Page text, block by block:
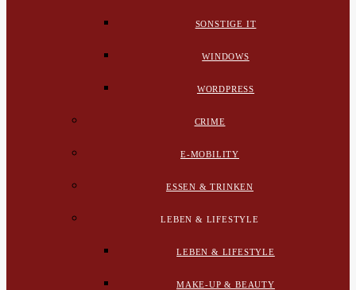
SONSTIGE IT
WINDOWS
WORDPRESS
CRIME
E-MOBILITY
ESSEN & TRINKEN
LEBEN & LIFESTYLE
LEBEN & LIFESTYLE
MAKE-UP & BEAUTY